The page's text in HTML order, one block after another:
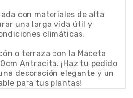
con materiales de alta
una larga vida útil y
climáticas.
o terraza con la Maceta
Antracita. ¡Haz tu pedido
decoración elegante y un
para tus plantas!